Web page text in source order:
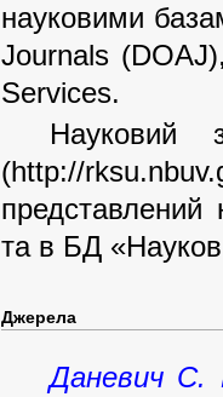
науковими
Journals
Services.
Науковий
(http://
представлений
та в БД
Джерела
Даневич С.